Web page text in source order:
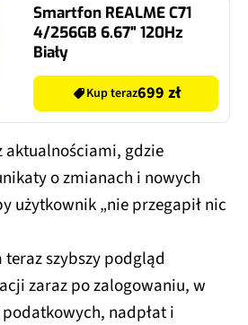
Smartfon REALME C71
4/256GB 6.67" 120Hz
Biały
Kup teraz699 zł
aktualnościami, gdzie
o zmianach i nowych
użytkownik „nie przegapił nic
szybszy podgląd
zaraz po zalogowaniu, w
nadpłat i